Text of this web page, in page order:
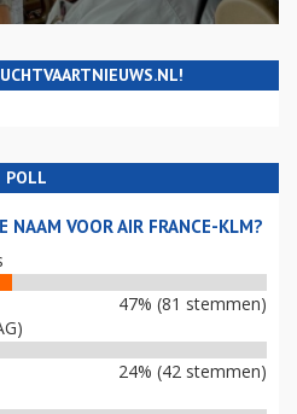
POLL
NAAM VOOR AIR FRANCE-KLM?
47% (81 stemmen)
24% (42 stemmen)